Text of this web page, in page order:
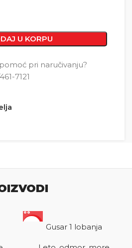
U KORPU
pri naručivanju?
7121
Gusar 1 lobanja